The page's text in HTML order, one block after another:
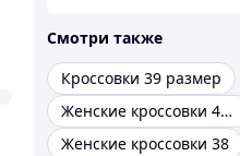
Смотри также
Кроссовки 39 размер
Женские кроссовки 41 размер
Женские кроссовки 38